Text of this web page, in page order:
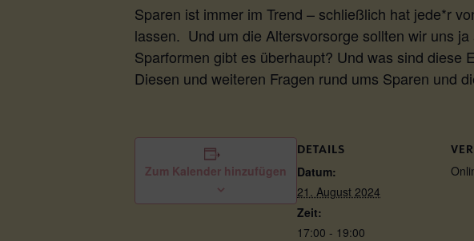
Sparen ist immer im Trend – schließlich hat jede*r
lassen. Und um die Altersvorsorge sollten wir uns
Sparformen gibt es überhaupt? Und was sind diese
Diesen und weiteren Fragen rund ums Sparen und
Zum Kalender hinzufügen
DETAILS
Datum:
21. August 2024
Zeit:
17:00 - 19:00